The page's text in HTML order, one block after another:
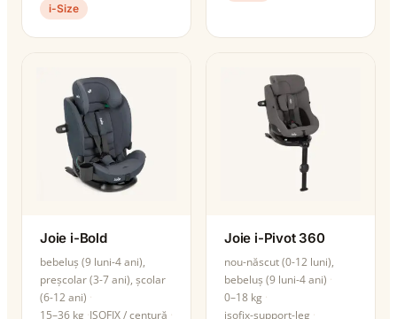
i-Size
Joie i-Bold
bebeluș (9 luni-4 ani),
preșcolar (3-7 ani), școlar
(6-12 ani)
15–36 kg ISOFIX / centură
Joie i-Pivot 360
nou-născut (0-12 luni),
bebeluș (9 luni-4 ani)
0–18 kg
isofix-support-leg